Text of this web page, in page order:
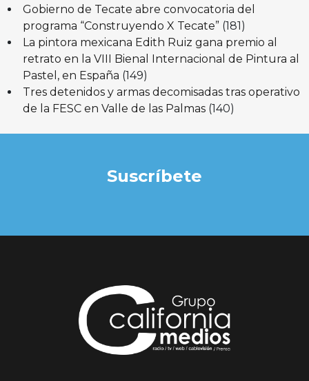
Gobierno de Tecate abre convocatoria del
programa “Construyendo X Tecate” (181)
La pintora mexicana Edith Ruiz gana premio al
retrato en la VIII Bienal Internacional de Pintura al
Pastel, en España (149)
Tres detenidos y armas decomisadas tras operativo
de la FESC en Valle de las Palmas (140)
Suscríbete